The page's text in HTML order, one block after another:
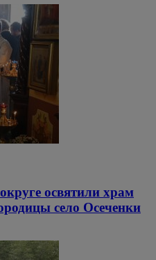
освятили храм
село Осеченки